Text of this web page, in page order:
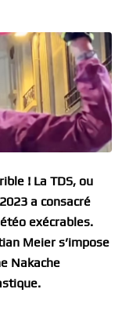
! La TDS, ou
a consacré
exécrables.
Meier s’impose
Nakache